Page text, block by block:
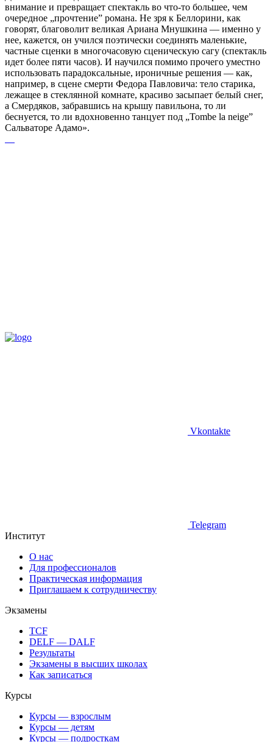
внимание и превращает спектакль во что-то большее, чем
очередное „прочтение” романа. Не зря к Беллорини, как
говорят, благоволит великая Ариана Мнушкина — именно у
нее, кажется, он учился поэтически соединять маленькие,
частные сценки в многочасовую сценическую сагу (спектакль
идет более пяти часов). И научился помимо прочего уместно
использовать парадоксальные, ироничные решения — как,
например, в сцене смерти Федора Павловича: тело старика,
лежащее в стеклянной комнате, красиво засыпает белый снег,
а Смердяков, забравшись на крышу павильона, то ли
беснуется, то ли вдохновенно танцует под „Tombe la neige”
Сальваторе Адамо».
Vkontakte
Telegram
Институт
О нас
Для профессионалов
Практическая информация
Приглашаем к сотрудничеству
Экзамены
TCF
DELF — DALF
Результаты
Экзамены в высших школах
Как записаться
Курсы
Курсы — взрослым
Курсы — детям
Курсы — подросткам